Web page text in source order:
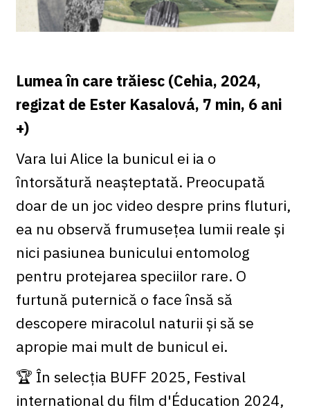
Lumea în care trăiesc (Cehia, 2024,
regizat de Ester Kasalová, 7 min, 6 ani
+)
Vara lui Alice la bunicul ei ia o
întorsătură neașteptată. Preocupată
doar de un joc video despre prins fluturi,
ea nu observă frumusețea lumii reale și
nici pasiunea bunicului entomolog
pentru protejarea speciilor rare. O
furtună puternică o face însă să
descopere miracolul naturii și să se
apropie mai mult de bunicul ei.
🏆 În selecția BUFF 2025, Festival
international du film d'Éducation 2024,